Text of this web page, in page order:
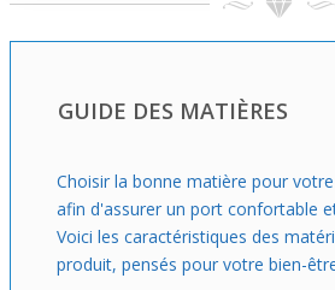
GUIDE DES MATIÈRES
Choisir la bonne matière pour
afin d'assurer un port confortable
Voici les caractéristiques des
produit, pensés pour votre bien-